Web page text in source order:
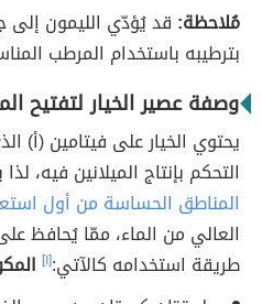
مُلاحظة: قد يُؤدّي الليمون إلى
بترطيبه باستخدام المرطب
وصفة عصير الخيار لتفتيح
يحتوي الخيار على فيتامين (أ)
التحكم بإنتاج الميلانين فيه،
المناطق الحساسة من أول
العالي من الماء، ممّا يُحافظ
طريقة استخدامه كالآتي:[١]